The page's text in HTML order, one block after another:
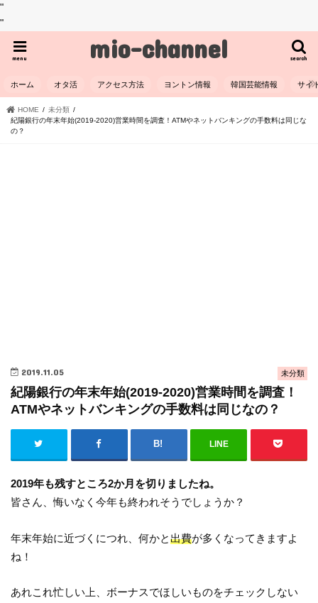
"
"
mio-channel search
menu
ホーム オタ活 アクセス方法 ヨントン情報 韓国芸能情報 サイ
HOME
未分類
紀陽銀行の年末年始(2019-2020)営業時間を調査！ATMやネットバンキングの手数料は同じな
の？
未分類
2019.11.05
紀陽銀行の年末年始(2019-2020)営業時間を調査！
ATMやネットバンキングの手数料は同じなの？
LINE
2019年も残すところ2か月を切りましたね。
皆さん、悔いなく今年も終われそうでしょうか？
年末年始に近づくにつれ、何かと出費が多くなってきますよ
ね！
あれこれ忙しい上、ボーナスでほしいものをチェックしない